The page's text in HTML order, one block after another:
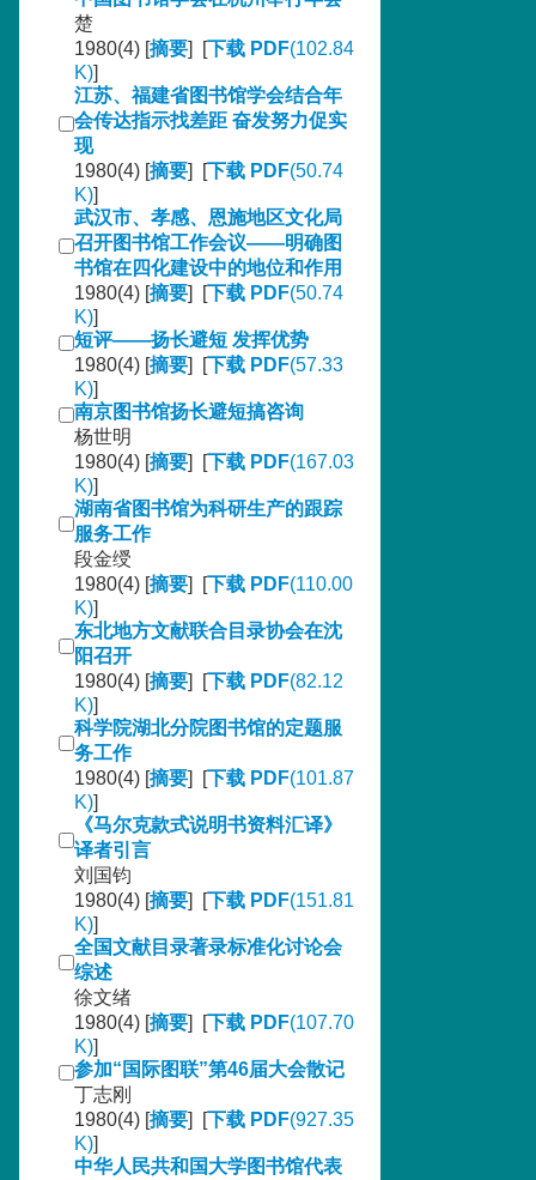
楚
1980(4) [摘要] [下载 PDF(102.84
K)]
江苏、福建省图书馆学会结合年
会传达指示找差距 奋发努力促实
现
1980(4) [摘要] [下载 PDF(50.74
K)]
武汉市、孝感、恩施地区文化局
召开图书馆工作会议——明确图
书馆在四化建设中的地位和作用
1980(4) [摘要] [下载 PDF(50.74
K)]
短评——扬长避短 发挥优势
1980(4) [摘要] [下载 PDF(57.33
K)]
南京图书馆扬长避短搞咨询
杨世明
1980(4) [摘要] [下载 PDF(167.03
K)]
湖南省图书馆为科研生产的跟踪
服务工作
段金绶
1980(4) [摘要] [下载 PDF(110.00
K)]
东北地方文献联合目录协会在沈
阳召开
1980(4) [摘要] [下载 PDF(82.12
K)]
科学院湖北分院图书馆的定题服
务工作
1980(4) [摘要] [下载 PDF(101.87
K)]
《马尔克款式说明书资料汇译》
译者引言
刘国钧
1980(4) [摘要] [下载 PDF(151.81
K)]
全国文献目录著录标准化讨论会
综述
徐文绪
1980(4) [摘要] [下载 PDF(107.70
K)]
参加“国际图联”第46届大会散记
丁志刚
1980(4) [摘要] [下载 PDF(927.35
K)]
中华人民共和国大学图书馆代表